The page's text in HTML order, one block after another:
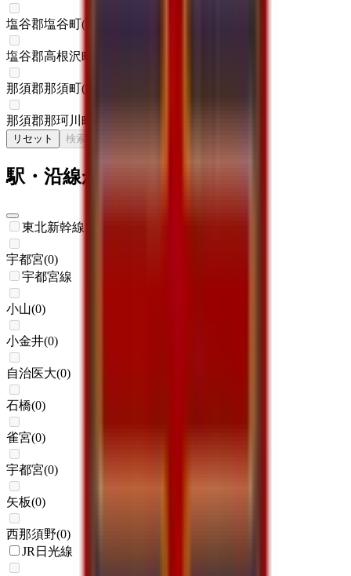
塩谷郡塩谷町(
塩谷郡高根沢町
那須郡那須町(
那須郡那珂川町
リセット 検索
駅・沿線からさがす
東北新幹線
宇都宮(0)
宇都宮線
小山(0)
小金井(0)
自治医大(0)
石橋(0)
雀宮(0)
宇都宮(0)
矢板(0)
西那須野(0)
JR日光線